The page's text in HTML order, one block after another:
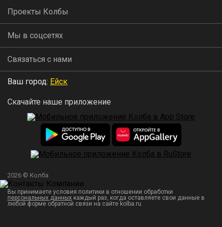
Проекты Колбы
Мы в соцсетях
Связаться с нами
Ваш город: Ейск
Скачайте наше приложение
2026 © Колба
Вы принимаете условия политики в отношении обработки
персональных данных каждый раз, когда оставляете свои данные в
любой форме обратной связи на сайте kolba.ru.